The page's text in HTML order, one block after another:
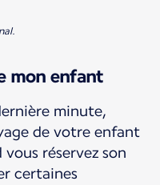
mon enfant
minute,
de votre enfant
réservez son
certaines